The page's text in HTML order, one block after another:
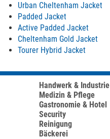
Urban Cheltenham Jacket
Padded Jacket
Active Padded Jacket
Cheltenham Gold Jacket
Tourer Hybrid Jacket
Handwerk & Industrie
Medizin & Pflege
Gastronomie & Hotel
Security
Reinigung
Bäckerei